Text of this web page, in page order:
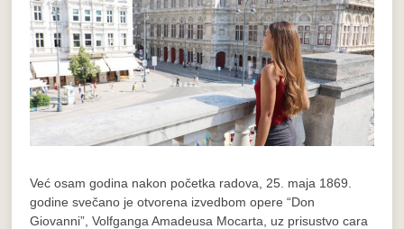
Već osam godina nakon početka radova, 25. maja 1869.
godine svečano je otvorena izvedbom opere “Don
Giovanni”, Volfganga Amadeusa Mocarta, uz prisustvo cara